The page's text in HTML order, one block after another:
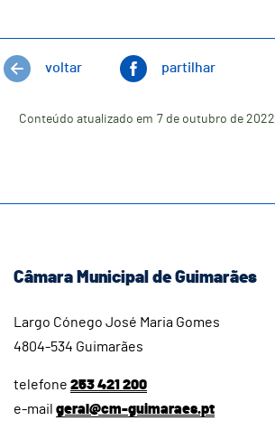
voltar partilhar
Conteúdo atualizado em 7 de outubro de 2022
Câmara Municipal de Guimarães
Largo Cónego José Maria Gomes
4804-534 Guimarães
telefone 253 421 200
e-mail geral@cm-guimaraes.pt